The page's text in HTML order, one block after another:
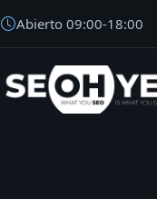
Abierto09:00-18:00
SEOH